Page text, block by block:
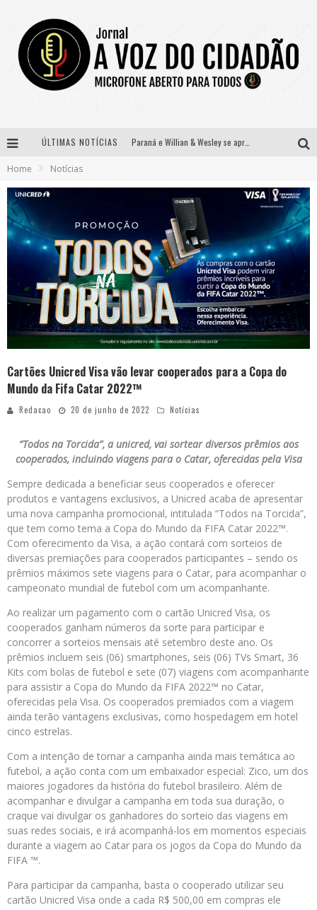
ÚLTIMAS NOTÍCIAS Paraná e Willian & Wesley se apresentam no Carretão Trevo Contagem nesta sexta-feira
Banda Mole de BH anuncia Kayete como madrinha do bloco
Home Notícias
Cartões Unicred Visa vão levar cooperados para a Copa do
Mundo da Fifa Catar 2022™
Redacao 20 de junho de 2022 Notícias
“Todos na Torcida”, a unicred, vai sortear diversos prêmios aos
cooperados, incluindo viagens para o Catar, oferecidas pela Visa
Sempre dedicada a beneficiar seus cooperados e oferecer
produtos e vantagens exclusivos, a Unicred acaba de apresentar
uma nova campanha promocional, intitulada “Todos na Torcida”,
que tem como tema a Copa do Mundo da FIFA Catar 2022™.
Com oferecimento da Visa, a ação contará com sorteios de
diversas premiações para cooperados participantes – sendo os
prêmios máximos sete viagens para o Catar, para acompanhar o
campeonato mundial de futebol com um acompanhante.
Ao realizar um pagamento com o cartão Unicred Visa, os
cooperados ganham números da sorte para participar e
concorrer a sorteios mensais até setembro deste ano. Os
prêmios incluem seis (06) smartphones, seis (06) TVs Smart, 36
Kits com bolas de futebol e sete (07) viagens com acompanhante
para assistir a Copa do Mundo da FIFA 2022™ no Catar,
oferecidas pela Visa. Os cooperados premiados com a viagem
ainda terão vantagens exclusivas, como hospedagem em hotel
cinco estrelas.
Com a intenção de tornar a campanha ainda mais temática ao
futebol, a ação conta com um embaixador especial: Zico, um dos
maiores jogadores da história do futebol brasileiro. Além de
acompanhar e divulgar a campanha em toda sua duração, o
craque vai divulgar os ganhadores do sorteio das viagens em
suas redes sociais, e irá acompanhá-los em momentos especiais
durante a viagem ao Catar para os jogos da Copa do Mundo da
FIFA ™.
Para participar da campanha, basta o cooperado utilizar seu
cartão Unicred Visa onde a cada R$ 500,00 em compras ele